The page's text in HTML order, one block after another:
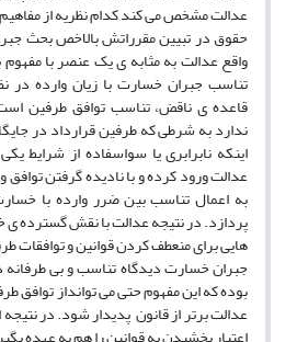
عدالت مشخص می کند کدام نظریه از
حقوق در تبیین مقرراتش بالاخص بحث
واقع عدالت به مثابه ی یک عنصر با
تناسب جبران خسارت با زیان وارده در
قاعده ی ناقض، تناسب توافق طرفین
ندارد به شرطی که طرفین قرارداد در
اینکه نابرابری یا سواسفاده از شرایط
عدالت ورود کرده و با نادیده گرفتن
به اعمال تناسب بین ضرر وارده با
پردازد. در نتیجه عدالت با نقش گسترده ی
هایی برای منعطف کردن قوانین و توافقات
جبران خسارت دیدگاه تناسب و بی
بوده که این مفهوم حتی می توانداز توافق
عدالت برتر از قانون پدیدار شود. در